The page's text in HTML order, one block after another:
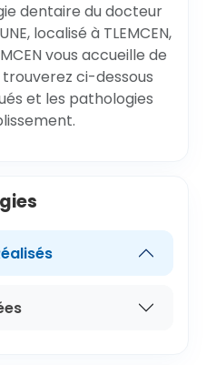
dentaire du docteur
localisé à TLEMCEN,
vous accueille de
trouverez ci-dessous
et les pathologies